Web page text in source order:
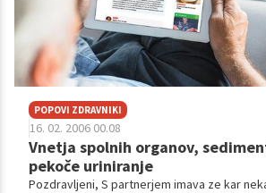
POPOVI ZDRAVNIKI
16. 02. 2006 00.08
Vnetja spolnih organov,
pekoče uriniranje
Pozdravljeni, S partnerjem imava ze kar